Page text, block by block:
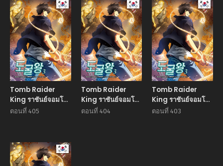
Manhwa
Tomb Raider
King ราชันย์จอมโจร
ปล้นสุสาน
ตอนที่ 405
Manhwa
Tomb Raider
King ราชันย์จอมโจร
ปล้นสุสาน
ตอนที่ 404
Tomb Raider
King ราชันย์จอมโจร
ปล้นสุสาน
ตอนที่ 403
Manhwa